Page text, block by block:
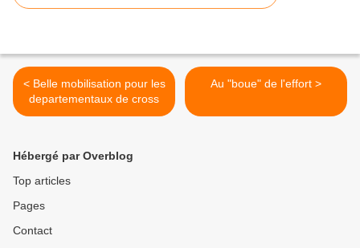
< Belle mobilisation pour les
departementaux de cross
Au "boue" de l'effort >
Hébergé par Overblog
Top articles
Pages
Contact